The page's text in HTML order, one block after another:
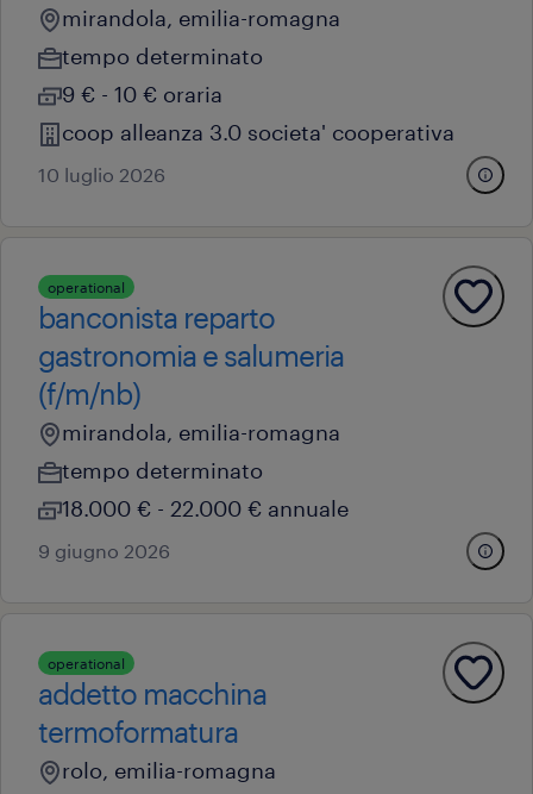
mirandola, emilia-romagna
tempo determinato
9 € - 10 € oraria
coop alleanza 3.0 societa' cooperativa
10 luglio 2026
operational
banconista reparto
gastronomia e salumeria
(f/m/nb)
mirandola, emilia-romagna
tempo determinato
18.000 € - 22.000 € annuale
9 giugno 2026
operational
addetto macchina
termoformatura
rolo, emilia-romagna